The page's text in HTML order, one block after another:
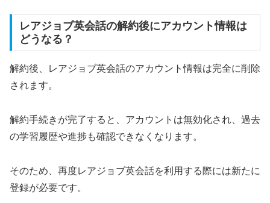
レアジョブ英会話の解約後にアカウント情報は
どうなる？
解約後、レアジョブ英会話のアカウント情報は完全に削除
されます。
解約手続きが完了すると、アカウントは無効化され、過去
の学習履歴や進捗も確認できなくなります。
そのため、再度レアジョブ英会話を利用する際には新たに
登録が必要です。